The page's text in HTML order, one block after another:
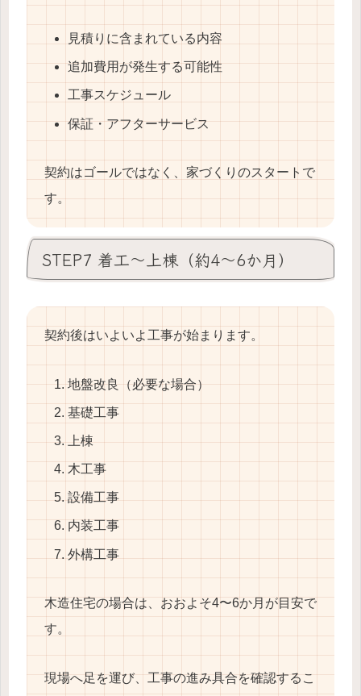
見積りに含まれている内容
追加費用が発生する可能性
工事スケジュール
保証・アフターサービス
契約はゴールではなく、家づくりのスタートで
す。
STEP7 着工〜上棟（約4〜6か月）
契約後はいよいよ工事が始まります。
地盤改良（必要な場合）
基礎工事
上棟
木工事
設備工事
内装工事
外構工事
木造住宅の場合は、おおよそ4〜6か月が目安で
す。
現場へ足を運び、工事の進み具合を確認するこ